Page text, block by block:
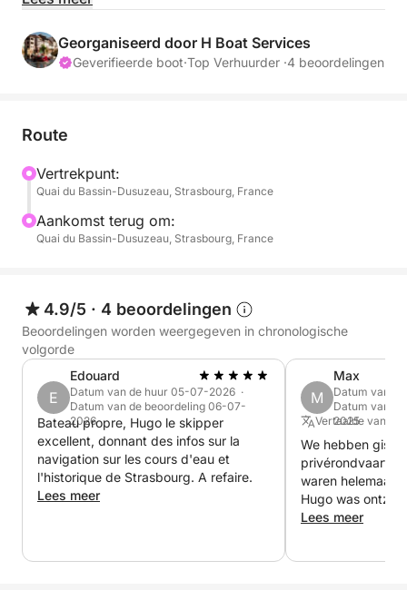
het mooiste licht, in een exclusieve en intieme sfeer.
• Petite France en de iconische kanalen
• De historische kades en de Sint-Pauluskerk
• Het Europees Parlement en andere instellingen
• De Russisch-orthodoxe kerk bij zonsondergang
gelegenheid.
⸻
🛥️ De boot – Picasso
De Quicksilver Classic 20 “Picasso” is een zeldzame
boot met een retro-chique stijl, perfect voor een
exclusieve ervaring. • Capaciteit: 4 personen
(exclusief schipper)
Georganiseerd door H Boat Services
Geverifieerde boot·Top Verhuurder ·4 beoordelingen
Route
Vertrekpunt:
Quai du Bassin-Dusuzeau, Strasbourg, France
Aankomst terug om:
Quai du Bassin-Dusuzeau, Strasbourg, France
4.9/5 · 4 beoordelingen
Beoordelingen worden weergegeven in chronologische
volgorde
E
Edouard
Datum van de huur 05-07-2026 ·
Datum van de beoordeling 06-07-
2026
Bateau propre, Hugo le skipper
excellent, donnant des infos sur la
navigation sur les cours d'eau et
l'historique de Strasbourg. A refaire.
Lees meer
M
Max
Datum van
Datum van
2025
Vertaalde vanuit
We hebben
privérondvaart
waren helemaal
Hugo was
ons Straatsburg
Lees meer